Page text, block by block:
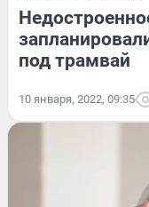
под трамвай
10 января, 2022, 09:35